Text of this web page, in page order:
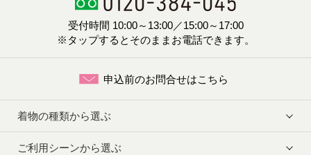
受付時間 10:00～13:00／15:00～17:00
※タップするとそのままお電話できます。
申込前のお問合せはこちら
着物の種類から選ぶ
ご利用シーンから選ぶ